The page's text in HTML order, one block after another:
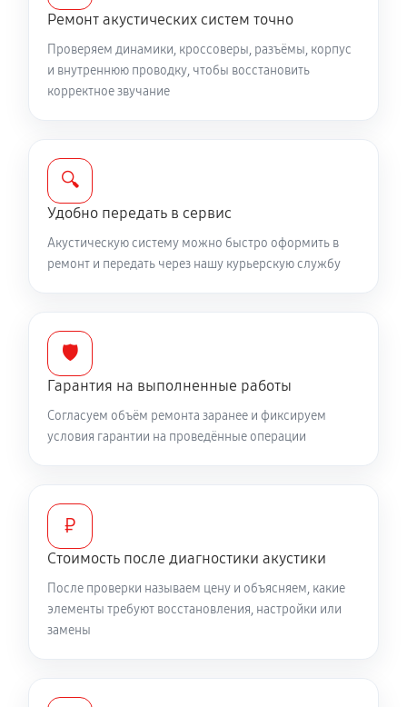
Ремонт акустических систем точно
Проверяем динамики, кроссоверы, разъёмы, корпус
и внутреннюю проводку, чтобы восстановить
корректное звучание
🔍
Удобно передать в сервис
Акустическую систему можно быстро оформить в
ремонт и передать через нашу курьерскую службу
🛡️
Гарантия на выполненные работы
Согласуем объём ремонта заранее и фиксируем
условия гарантии на проведённые операции
₽
Стоимость после диагностики акустики
После проверки называем цену и объясняем, какие
элементы требуют восстановления, настройки или
замены